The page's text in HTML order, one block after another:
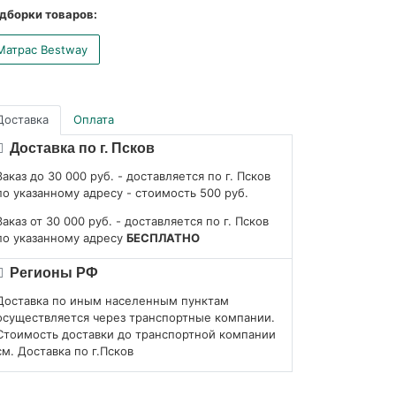
товаров:
Bestway
Оплата
Доставка по г. Псков
до 30 000 руб. - доставляется по г. Псков
указанному адресу - стоимость 500 руб.
от 30 000 руб. - доставляется по г. Псков
указанному адресу БЕСПЛАТНО
Регионы РФ
по иным населенным пунктам
через транспортные компании.
доставки до транспортной компании
Доставка по г.Псков